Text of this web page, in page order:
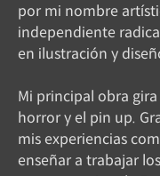
por mi nombre
independiente
en ilustración y
Mi principal obra
horror y el pin up.
mis experiencias
enseñar a trabajar